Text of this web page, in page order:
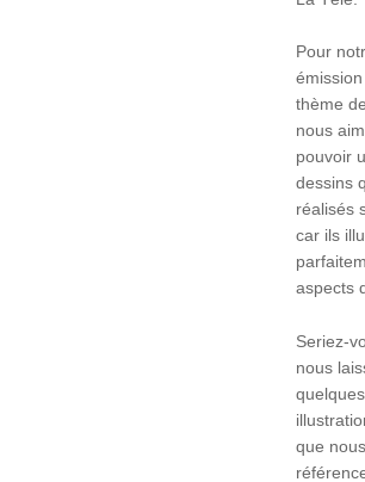
Pour
thème
nous
pouvoir
dessins
réalisés
car ils
aspects
Seriez-
nous
que